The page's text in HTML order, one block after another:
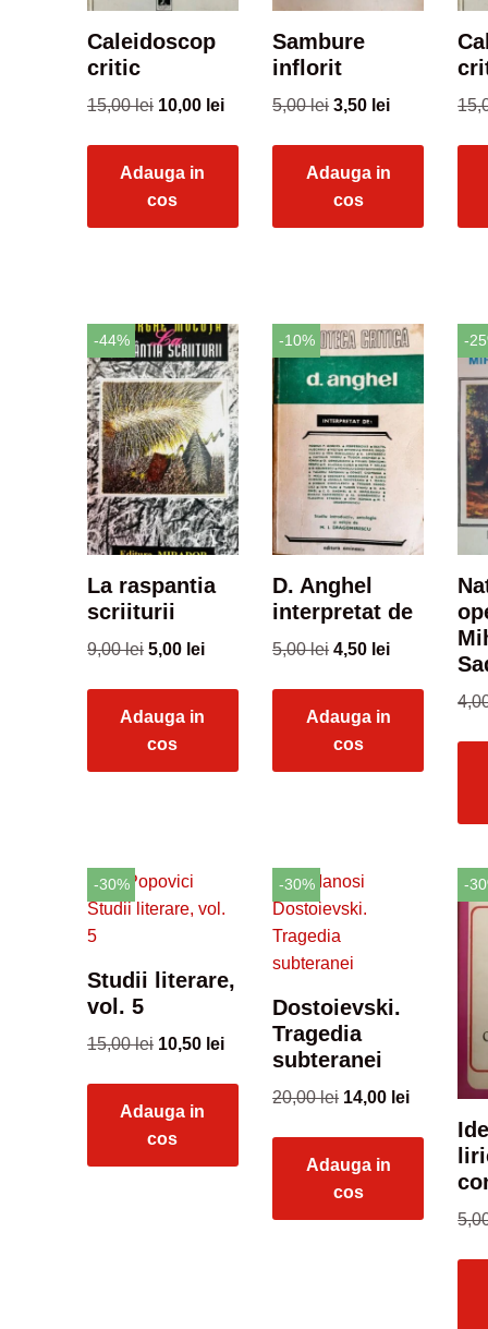
Caleidoscop
critic
15,00lei 10,00 lei
Adauga in
cos
Sambure
inflorit
5,00lei 3,50 lei
Adauga in
cos
-44%
La raspantia
scriiturii
9,00lei 5,00 lei
Adauga in
cos
-10%
D. Anghel
interpretat de
5,00lei 4,50 lei
Adauga in
cos
-
-30%
Studii literare,
vol. 5
15,00lei 10,50 lei
Adauga in
cos
-30%
Dostoievski.
Tragedia
subteranei
20,00lei 14,00 lei
Adauga in
cos
-